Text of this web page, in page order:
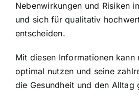
Nebenwirkungen und Risiken
und sich für qualitativ
entscheiden.
Mit diesen Informationen kann
optimal nutzen und seine
die Gesundheit und den Alltag